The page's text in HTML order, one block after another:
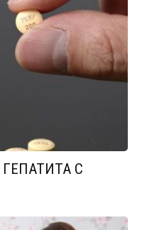
ГЕПАТИТА С